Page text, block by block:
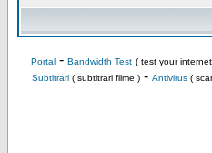
Portal- Bandwidth Test ( test your
Subtitrari( subtitrari filme )- Antivirus(